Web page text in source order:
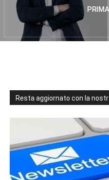
Resta aggiornato con la